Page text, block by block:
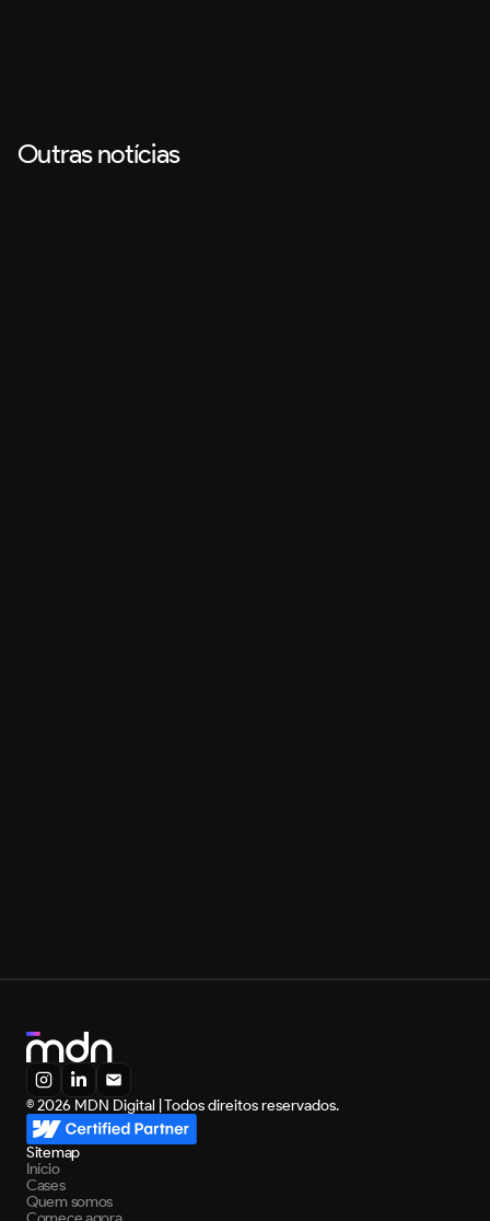
Outras notícias
© 2026 MDN Digital | Todos direitos reservados.
Sitemap
Início
Cases
Quem somos